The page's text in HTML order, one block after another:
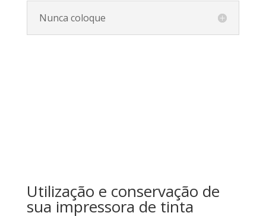
Nunca coloque
Utilização e conservação de
sua impressora de tinta